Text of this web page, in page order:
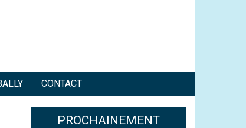
CONTACT
PROCHAINEMENT